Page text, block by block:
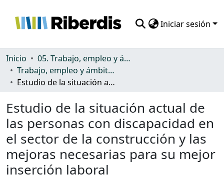
Iniciar sesión
Comunidades
Todo DSpace
Inicio
05. Trabajo, empleo y ámbito productivo
Trabajo, empleo y ámbito productivo
Estudio de la situación actual de las personas con discapacidad en el sector de la construcción y las mejoras necesarias para su mejor inserción laboral
Estudio de la situación actual de
las personas con discapacidad en
el sector de la construcción y las
mejoras necesarias para su mejor
inserción laboral